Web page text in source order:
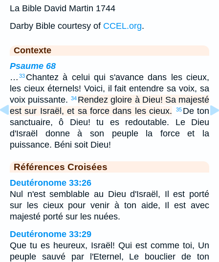
La Bible David Martin 1744
Darby Bible courtesy of CCEL.org.
Contexte
Psaume 68
… 33 Chantez à celui qui s'avance dans les cieux,
les cieux éternels! Voici, il fait entendre sa voix, sa
voix puissante.
34 Rendez gloire à Dieu! Sa majesté
est sur Israël, et sa force dans les cieux.
35 De ton
sanctuaire, ô Dieu! tu es redoutable. Le Dieu
d'Israël donne à son peuple la force et la
puissance. Béni soit Dieu!
Références Croisées
Deutéronome 33:26
Nul n'est semblable au Dieu d'Israël, Il est porté
sur les cieux pour venir à ton aide, Il est avec
majesté porté sur les nuées.
Deutéronome 33:29
Que tu es heureux, Israël! Qui est comme toi, Un
peuple sauvé par l'Eternel, Le bouclier de ton